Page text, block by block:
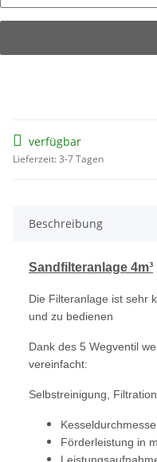
verfügbar
Lieferzeit: 3-7 Tagen
Beschreibung
Sandfilteranlage 4m³
Die Filteranlage ist sehr
und zu bedienen
Dank des 5 Wegventil
vereinfacht:
Selbstreinigung,
Förderleistung in